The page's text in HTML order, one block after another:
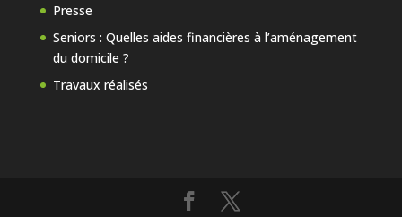
Presse
Seniors : Quelles aides financières à l’aménagement
du domicile ?
Travaux réalisés